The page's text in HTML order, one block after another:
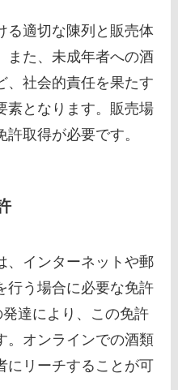
る適切な陳列と販売体
また、未成年者への酒
、社会的責任を果たす
素となります。販売場
取得が必要です。
、インターネットや郵
行う場合に必要な免許
達により、この免許
。オンラインでの酒類
にリーチすることが可